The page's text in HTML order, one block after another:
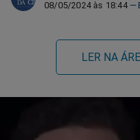
08/05/2024 às 18:44
LER NA